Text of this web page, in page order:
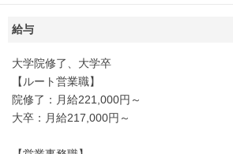
給与
大学院修了、大学卒
【ルート営業職】
院修了：月給221,000円～
大卒：月給217,000円～